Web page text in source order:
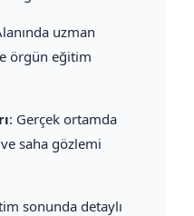
uzman
örgün eğitim
: Gerçek ortamda
saha gözlemi
sonunda detaylı